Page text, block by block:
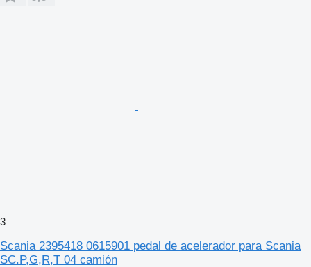
3
Scania 2395418 0615901 pedal de acelerador para Scania
SC.P,G,R,T 04 camión